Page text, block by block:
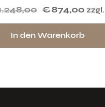
€874,00
In den Warenkorb